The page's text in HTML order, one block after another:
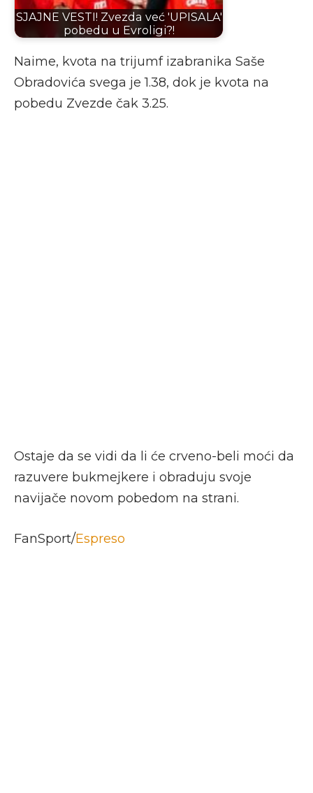
SJAJNE VESTI! Zvezda već 'UPISALA'
pobedu u Evroligi?!
Naime, kvota na trijumf izabranika Saše
Obradovića svega je 1.38, dok je kvota na
pobedu Zvezde čak 3.25.
Ostaje da se vidi da li će crveno-beli moći da
razuvere bukmejkere i obraduju svoje
navijače novom pobedom na strani.
FanSport/Espreso